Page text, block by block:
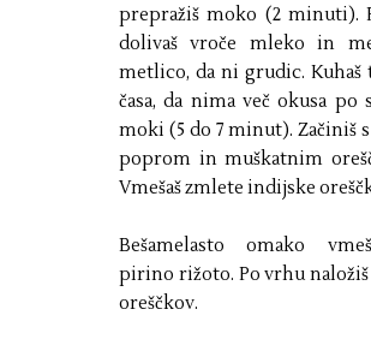
prepražiš moko (2 minuti).
dolivaš vroče mleko in
metlico, da ni grudic. Kuhaš
časa, da nima več okusa po
moki (5 do 7 minut). Začiniš
poprom in muškatnim
Vmešaš zmlete indijske
Bešamelasto omako
pirino rižoto. Po vrhu naložiš
oreščkov.